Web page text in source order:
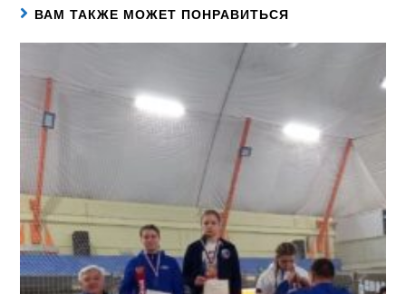
ВАМ ТАКЖЕ МОЖЕТ ПОНРАВИТЬСЯ